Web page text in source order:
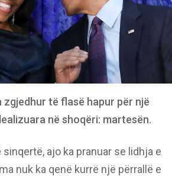
zgjedhur të flasë hapur për një
në shoqëri: martesën.
ajo ka pranuar se lidhja e
nuk ka qenë kurrë një përrallë e